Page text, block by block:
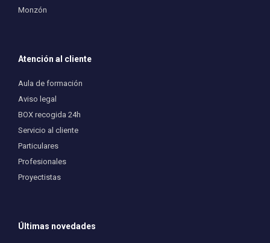
Monzón
Atención al cliente
Aula de formación
Aviso legal
BOX recogida 24h
Servicio al cliente
Particulares
Profesionales
Proyectistas
Últimas novedades